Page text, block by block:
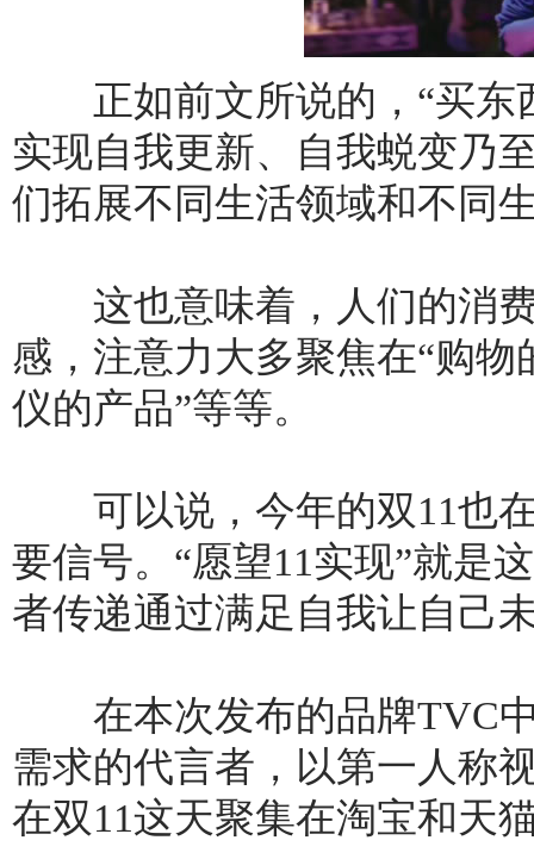
正如前文所说的，“买东
实现自我更新、自我蜕变乃
们拓展不同生活领域和不同
这也意味着，人们的消费
感，注意力大多聚焦在“购
仪的产品”等等。
可以说，今年的双11也在
要信号。“愿望11实现”就是
者传递通过满足自我让自己
在本次发布的品牌TVC中
需求的代言者，以第一人称
在双11这天聚集在淘宝和天